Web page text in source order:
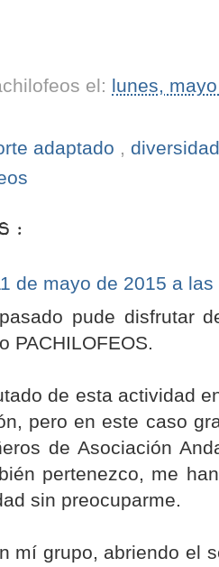
el: lunes,
adaptado ,
:
de mayo de 2015 a las
pude disfrutar
PACHILOFEOS.
de esta actividad
pero en este caso
de Asociación
pertenezco, me
sin preocuparme.
mí grupo, abriendo el